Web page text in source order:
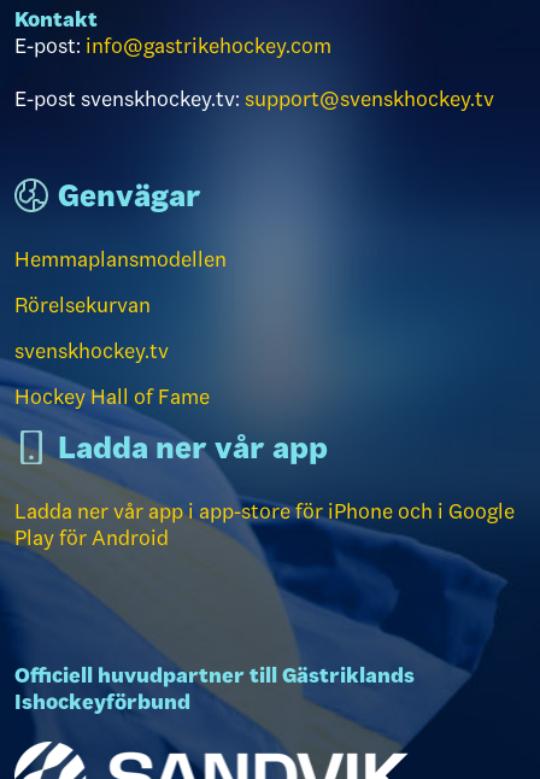
Kontakt
E-post: info@gastrikehockey.com
E-post svenskhockey.tv: support@svenskhockey.tv
Genvägar
Hemmaplansmodellen
Rörelsekurvan
svenskhockey.tv
Hockey Hall of Fame
Ladda ner vår app
Ladda ner vår app i app-store för iPhone och i Google
Play för Android
Officiell huvudpartner till Gästriklands
Ishockeyförbund